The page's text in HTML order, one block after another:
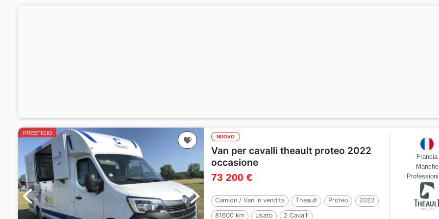
PRESTIGIO
NUOVO
Van per cavalli theault proteo 2022
occasione
73 200 €
Camion / Van in vendita Theault Proteo 2022
81600 km Usato 2 Cavalli
Francia
Manche